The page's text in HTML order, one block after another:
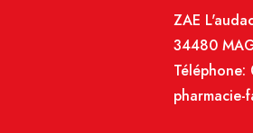
ZAE
34480
Téléphone:
pharmacie-